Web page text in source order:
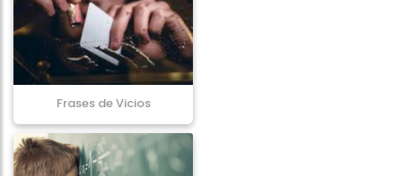
Frases de Vicios